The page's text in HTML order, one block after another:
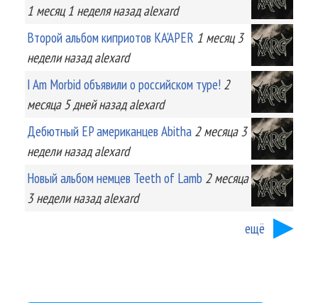
1 месяц 1 неделяназад alexard
Второй альбом киприотов KA'APER 1 месяц 3
неделиназад alexard
I Am Morbid объявили о российском туре! 2
месяца 5 днейназад alexard
Дебютный EP американцев Abitha 2 месяца 3
неделиназад alexard
Новый альбом немцев Teeth of Lamb 2 месяца
3 неделиназад alexard
ещё